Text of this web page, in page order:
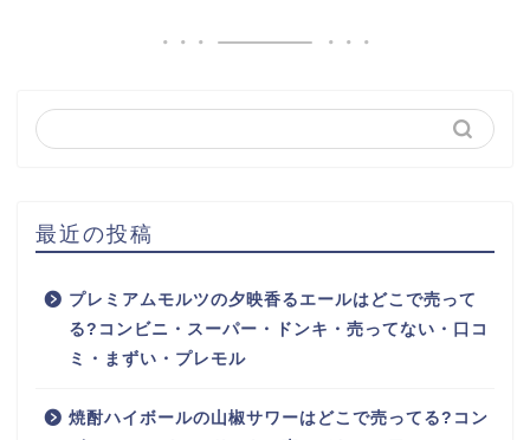
最近の投稿
プレミアムモルツの夕映香るエールはどこで売って
る?コンビニ・スーパー・ドンキ・売ってない・口コ
ミ・まずい・プレモル
焼酎ハイボールの山椒サワーはどこで売ってる?コン